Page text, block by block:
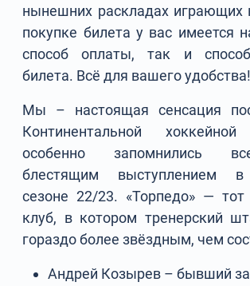
нынешних раскладах играющих
покупке билета у вас имеется
способ оплаты, так и
билета. Всё для вашего удобства!
Мы – настоящая сенсация
Континентальной
особенно запомнились
блестящим выступлением
сезоне 22/23. «Торпедо» — тот
клуб, в котором тренерский
гораздо более звёздным, чем
Андрей Козырев – бывший